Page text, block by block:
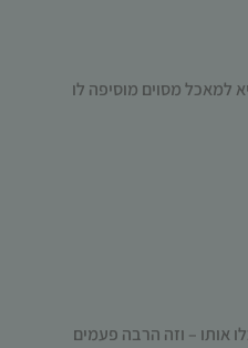
למאכל מסוים מוסיפה לו
אותו – וזה הרבה פעמים